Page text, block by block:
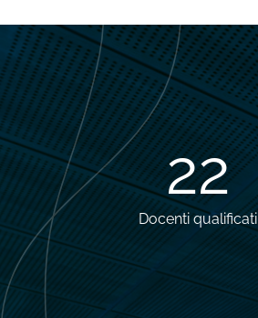
28
Docenti qualificati